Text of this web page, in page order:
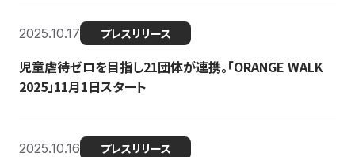
2025.10.17 プレスリリース
児童虐待ゼロを目指し21団体が連携。「ORANGE WALK
2025」11月1日スタート
2025.10.16 プレスリリース